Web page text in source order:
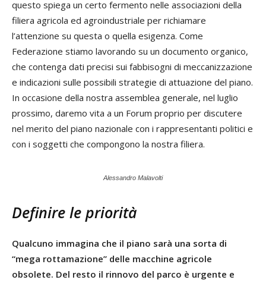
questo spiega un certo fermento nelle associazioni della
filiera agricola ed agroindustriale per richiamare
l’attenzione su questa o quella esigenza. Come
Federazione stiamo lavorando su un documento organico,
che contenga dati precisi sui fabbisogni di meccanizzazione
e indicazioni sulle possibili strategie di attuazione del piano.
In occasione della nostra assemblea generale, nel luglio
prossimo, daremo vita a un Forum proprio per discutere
nel merito del piano nazionale con i rappresentanti politici e
con i soggetti che compongono la nostra filiera.
Alessandro Malavolti
Definire le priorità
Qualcuno immagina che il piano sarà una sorta di
“mega rottamazione” delle macchine agricole
obsolete. Del resto il rinnovo del parco è urgente e